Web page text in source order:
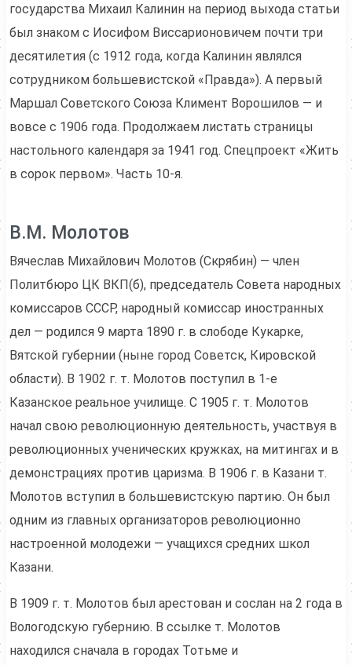
государства Михаил Калинин на период выхода статьи
был знаком с Иосифом Виссарионовичем почти три
десятилетия (с 1912 года, когда Калинин являлся
сотрудником большевистской «Правда»). А первый
Маршал Советского Союза Климент Ворошилов — и
вовсе с 1906 года. Продолжаем листать страницы
настольного календаря за 1941 год. Спецпроект «Жить
в сорок первом». Часть 10-я.
В.М. Молотов
Вячеслав Михайлович Молотов (Скрябин) — член
Политбюро ЦК ВКП(б), председатель Совета народных
комиссаров СССР, народный комиссар иностранных
дел — родился 9 марта 1890 г. в слободе Кукарке,
Вятской губернии (ныне город Советск, Кировской
области). В 1902 г. т. Молотов поступил в 1-е
Казанское реальное училище. С 1905 г. т. Молотов
начал свою революционную деятельность, участвуя в
революционных ученических кружках, на митингах и в
демонстрациях против царизма. В 1906 г. в Казани т.
Молотов вступил в большевистскую партию. Он был
одним из главных организаторов революционно
настроенной молодежи — учащихся средних школ
Казани.
В 1909 г. т. Молотов был арестован и сослан на 2 года в
Вологодскую губернию. В ссылке т. Молотов
находился сначала в городах Тотьме и